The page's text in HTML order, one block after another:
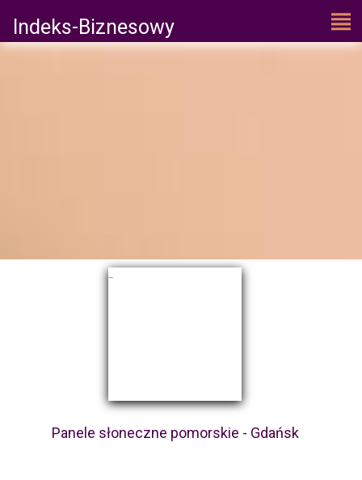
Indeks-Biznesowy
Panele słoneczne pomorskie - Gdańsk